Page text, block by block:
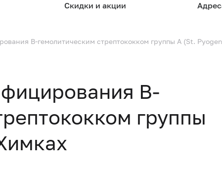
Скидки и акции
В-гемолитическим стрептококком группы А (St.
В-
группы